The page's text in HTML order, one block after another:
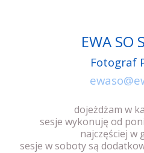
EWA SO
Fotograf
dojeżdżam w
sesje wykonuję od
najczęściej w
sesje w soboty są